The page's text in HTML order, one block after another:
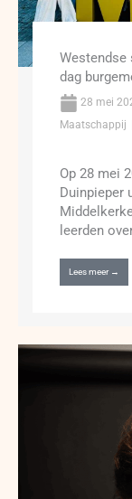
Westendse
dag
28 mei
Maatschappij
Op 28 mei
Duinpieper
leerden
Lees meer →